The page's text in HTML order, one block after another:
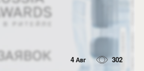
4 Авг 302